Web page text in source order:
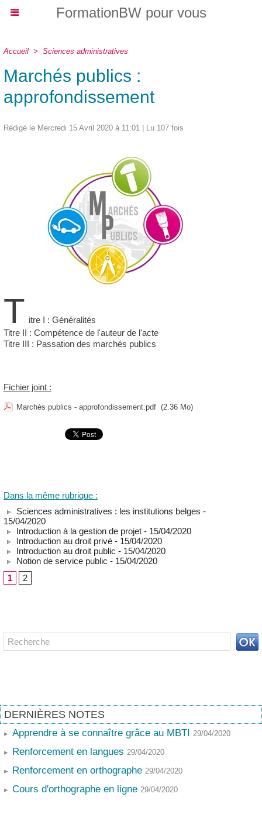
FormationBW pour vous
Accueil > Sciences administratives
Marchés publics :
approfondissement
Rédigé le Mercredi 15 Avril 2020 à 11:01 | Lu 107 fois
T itre I : Généralités
Titre II : Compétence de l'auteur de l'acte
Titre III : Passation des marchés publics
Fichier joint :
Marchés publics - approfondissement.pdf (2.36 Mo)
Dans la même rubrique :
Sciences administratives : les institutions belges -
15/04/2020
Introduction à la gestion de projet - 15/04/2020
Introduction au droit privé - 15/04/2020
Introduction au droit public - 15/04/2020
Notion de service public - 15/04/2020
1
2
DERNIÈRES NOTES
Apprendre à se connaître grâce au MBTI 29/04/2020
Renforcement en langues 29/04/2020
Renforcement en orthographe 29/04/2020
Cours d'orthographe en ligne 29/04/2020